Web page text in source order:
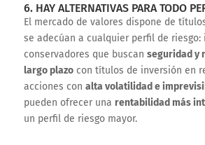
6. HAY ALTERNATIVAS PARA TODO
El mercado de valores dispone de
se adecúan a cualquier perfil de riesgo:
conservadores que buscan seguridad y
largo plazocon títulos de inversión en
acciones con alta volatilidad e
pueden ofrecer una rentabilidad más
un perfil de riesgo mayor.